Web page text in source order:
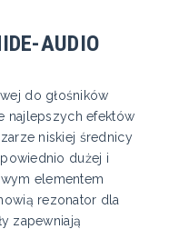
AUDIO
do głośników
najlepszych efektów
niskiej średnicy
dużej i
elementem
rezonator dla
zapewniają